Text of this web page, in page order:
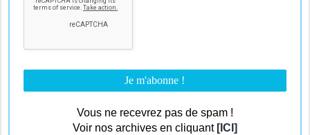
Vous ne recevrez pas de spam !
Voir nos archives en cliquant [ICI]